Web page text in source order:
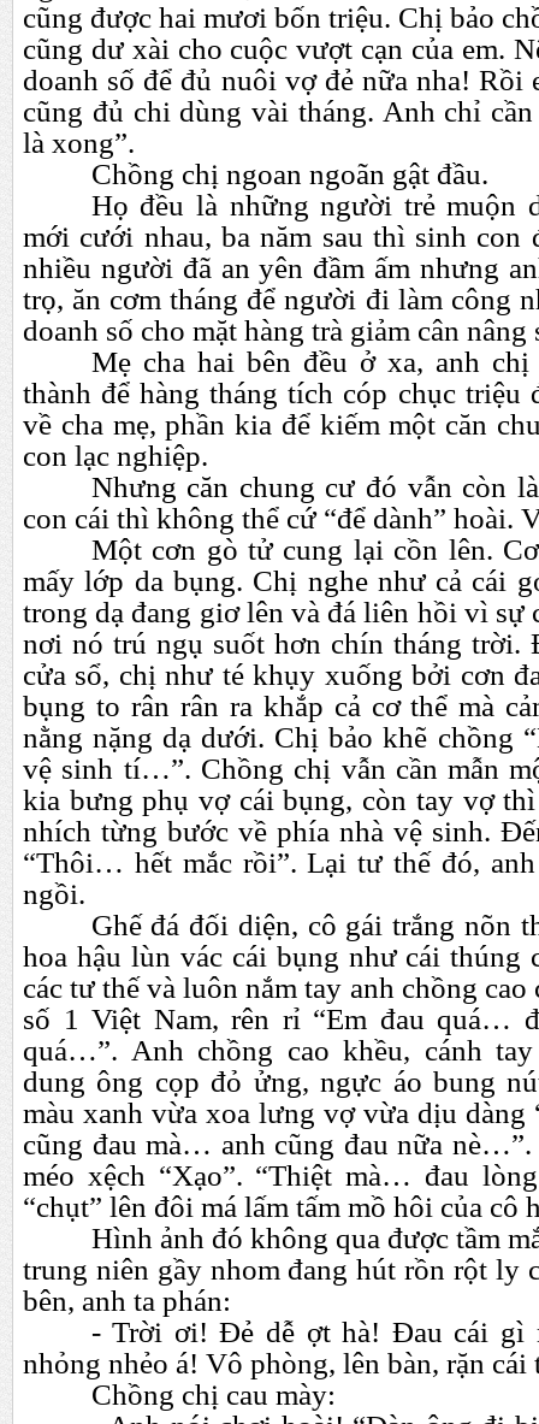
cũng được hai mươi bốn triệu. Chị bảo
cũng dư xài cho cuộc vượt cạn của em.
doanh số để đủ nuôi vợ đẻ nữa nha! Rồi
cũng đủ chi dùng vài tháng. Anh chỉ
là xong”.
Chồng chị ngoan ngoãn gật đầu.
Họ đều là những người trẻ muộn
mới cưới nhau, ba năm sau thì sinh con
nhiều người đã an yên đầm ấm nhưng
trọ, ăn cơm tháng để người đi làm công
doanh số cho mặt hàng trà giảm cân nâng
Mẹ cha hai bên đều ở xa, anh
thành để hàng tháng tích cóp chục
về cha mẹ, phần kia để kiếm một căn
con lạc nghiệp.
Nhưng căn chung cư đó vẫn còn
con cái thì không thể cứ “để dành” hoài.
Một cơn gò tử cung lại cồn lên.
mấy lớp da bụng. Chị nghe như cả cái
trong dạ đang giơ lên và đá liên hồi vì sự
nơi nó trú ngụ suốt hơn chín tháng trời.
cửa sổ, chị như té khụy xuống bởi cơn
bụng to rân rân ra khắp cả cơ thể mà
nằng nặng dạ dưới. Chị bảo khẽ chồng
vệ sinh tí…”. Chồng chị vẫn cần mẫn
kia bưng phụ vợ cái bụng, còn tay vợ thì
nhích từng bước về phía nhà vệ sinh.
“Thôi… hết mắc rồi”. Lại tư thế đó,
ngồi.
Ghế đá đối diện, cô gái trắng nõn
hoa hậu lùn vác cái bụng như cái thúng
các tư thế và luôn nắm tay anh chồng
số 1 Việt Nam, rên rỉ “Em đau quá…
quá…”. Anh chồng cao khều, cánh
dung ông cọp đỏ ửng, ngực áo bung
màu xanh vừa xoa lưng vợ vừa dịu
cũng đau mà… anh cũng đau nữa
méo xệch “Xạo”. “Thiệt mà… đau
“chụt” lên đôi má lấm tấm mồ hôi của cô
Hình ảnh đó không qua được tầm
trung niên gầy nhom đang hút rồn rột ly
bên, anh ta phán:
- Trời ơi! Đẻ dễ ợt hà! Đau cái gì
nhỏng nhẻo á! Vô phòng, lên bàn, rặn
Chồng chị cau mày: